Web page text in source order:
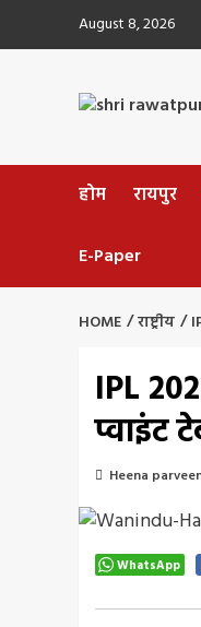
August 8, 2026
होम रायपुर
E-Paper
HOME राष्ट्रीय
IPL
प्वाइंट
Heena
WhatsApp